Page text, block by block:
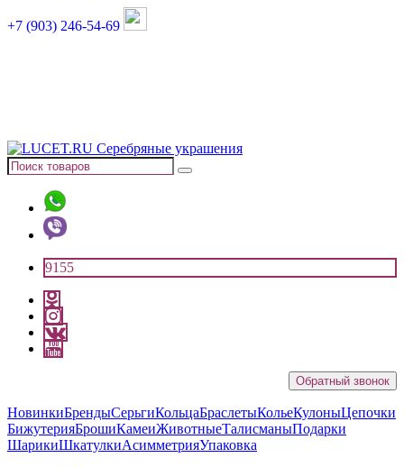
+7 (903) 246-54-69
9155
Обратный звонок
НовинкиБрендыСерьгиКольцаБраслетыКольеКулоныЦепочки
БижутерияБрошиКамеиЖивотныеТалисманыПодарки
ШарикиШкатулкиАсимметрияУпаковка